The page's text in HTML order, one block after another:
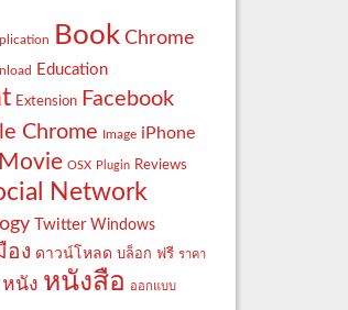
Book Chrome
Education
Extension Facebook
Chrome Image iPhone
Movie OSX Plugin Reviews
Network
Twitter Windows
อง ดาวน์โหลด บล็อก ฟรี ราคา
หนัง หนังสือ ออกแบบ